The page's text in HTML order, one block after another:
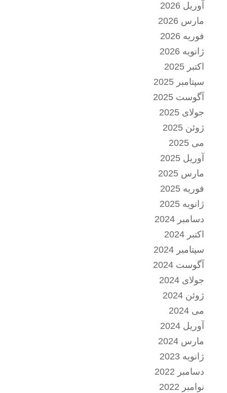
آوریل 2026
مارس 2026
فوریه 2026
ژانویه 2026
اکتبر 2025
سپتامبر 2025
آگوست 2025
جولای 2025
ژوئن 2025
می 2025
آوریل 2025
مارس 2025
فوریه 2025
ژانویه 2025
دسامبر 2024
اکتبر 2024
سپتامبر 2024
آگوست 2024
جولای 2024
ژوئن 2024
می 2024
آوریل 2024
مارس 2024
ژانویه 2023
دسامبر 2022
نوامبر 2022